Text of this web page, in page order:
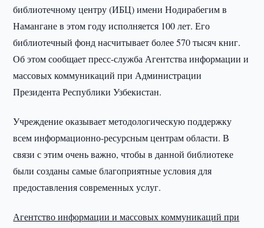
библиотечному центру (ИБЦ) имени Нодирабегим в
Намангане в этом году исполняется 100 лет. Его
библиотечный фонд насчитывает более 570 тысяч книг.
Об этом сообщает пресс-служба Агентства информации и
массовых коммуникаций при Администрации
Президента Республики Узбекистан.
Учреждение оказывает методологическую поддержку
всем информационно-ресурсным центрам области. В
связи с этим очень важно, чтобы в данной библиотеке
были созданы самые благоприятные условия для
предоставления современных услуг.
Агентство информации и массовых коммуникаций при